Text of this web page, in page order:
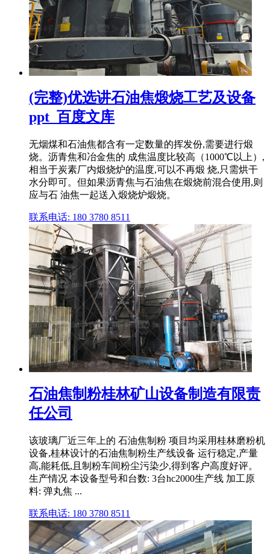
(完整)优选讲石油焦煅烧工艺及设备
ppt_百度文库
无烟煤和石油焦都含有一定数量的挥发份,需要进行煅
烧。沥青焦和冶金焦的 成焦温度比较高（1000℃以上）,
相当于炭素厂内煅烧炉的温度,可以不再煅 烧,只需烘干
水分即可。但如果沥青焦与石油焦在煅烧前混合使用,则
应与石 油焦一起送入煅烧炉煅烧。
联系电话: 180 3780 8511
石油焦制粉桂林矿山设备制造有限责
任公司
该玻璃厂近三年上的 石油焦制粉 项目均采用桂林磨粉机
设备,桂林设计的石油焦制粉生产线设备 运行稳定,产量
高,能耗低,且制粉车间粉尘污染少,得到客户高度好评。
生产情况 本设备型号和台数: 3台hc2000生产线 加工原
料: 弹丸焦 ...
联系电话: 180 3780 8511